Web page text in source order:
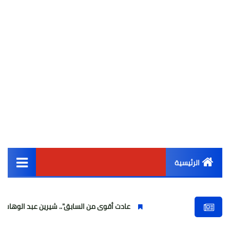
الرئيسية
أخبار مصر
عادت أقوى من السابق".. شيرين عبد الوهاب تتألق في